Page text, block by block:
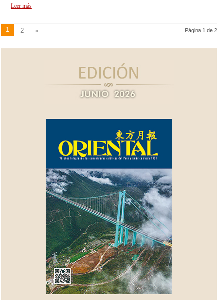
Leer más
Página 1 de 2
1 2 »